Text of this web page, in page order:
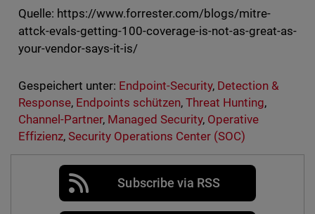
Quelle: https://www.forrester.com/blogs/mitre-
attck-evals-getting-100-coverage-is-not-as-great-as-
your-vendor-says-it-is/
Gespeichert unter: Endpoint-Security, Detection &
Response, Endpoints schützen,Threat Hunting,
Channel-Partner, Managed Security, Operative
Effizienz, Security Operations Center (SOC)
Subscribe via RSS